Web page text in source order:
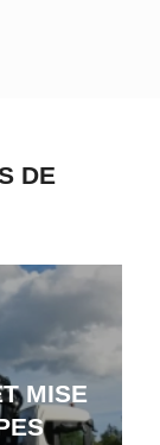
DE
MISE